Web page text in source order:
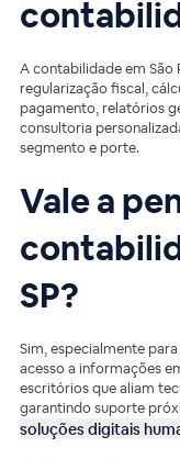
A contabilidade em São
regularização fiscal,
pagamento, relatórios
consultoria
segmento e porte.
Vale a
SP?
Sim, especialmente
acesso a informações
escritórios que aliam
garantindo suporte
soluções digitais